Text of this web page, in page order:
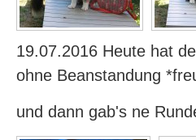
19.07.2016 Heute hat
ohne Beanstandung
und dann gab's ne